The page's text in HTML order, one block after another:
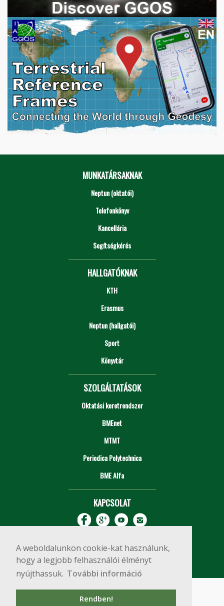
A weboldalunkon cookie-kat használunk,
hogy a legjobb felhasználói élményt
nyújthassuk. További információ
Rendben!
MUNKATÁRSAKNAK
Neptun (oktatói)
Telefonkönyv
Kancellária
Segítségkérés
HALLGATÓKNAK
KTH
Erasmus
Neptun (hallgatói)
Sport
Könyvtár
SZOLGÁLTATÁSOK
Oktatási keretrendszer
BMEnet
MTMT
Periodica Polytechnica
BME Alfa
KAPCSOLAT
Copyright © 2020 BME Építőmérnöki Kar
1111 Budapest, Műegyetem rkp. 3.